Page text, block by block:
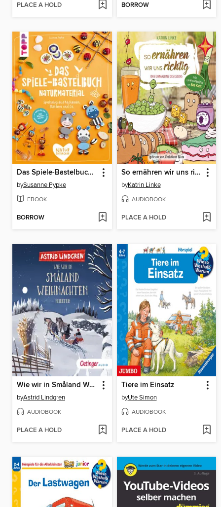
PLACE A HOLD BORROW
Das Spiele-Bastelbuch Naturmaterial
bySusanne Pypke
EBOOK
BORROW
So ernähren wir uns richtig
byKatrin Linke
AUDIOBOOK
PLACE A HOLD
Wie wir in Småland Weihnachten feierten
byAstrid Lindgren
AUDIOBOOK
PLACE A HOLD
Tiere im Einsatz
byUte Simon
AUDIOBOOK
PLACE A HOLD